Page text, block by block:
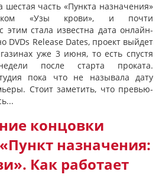
часть «Пункта назначения»
«Узы крови», и почти
этим стала известна дата онлайн-
DVDs Release Dates, проект выйдет
уже 3 июня, то есть спустя
после старта проката.
пока что не называла дату
Стоит заметить, что превью-
концовки
назначения:
Как работает